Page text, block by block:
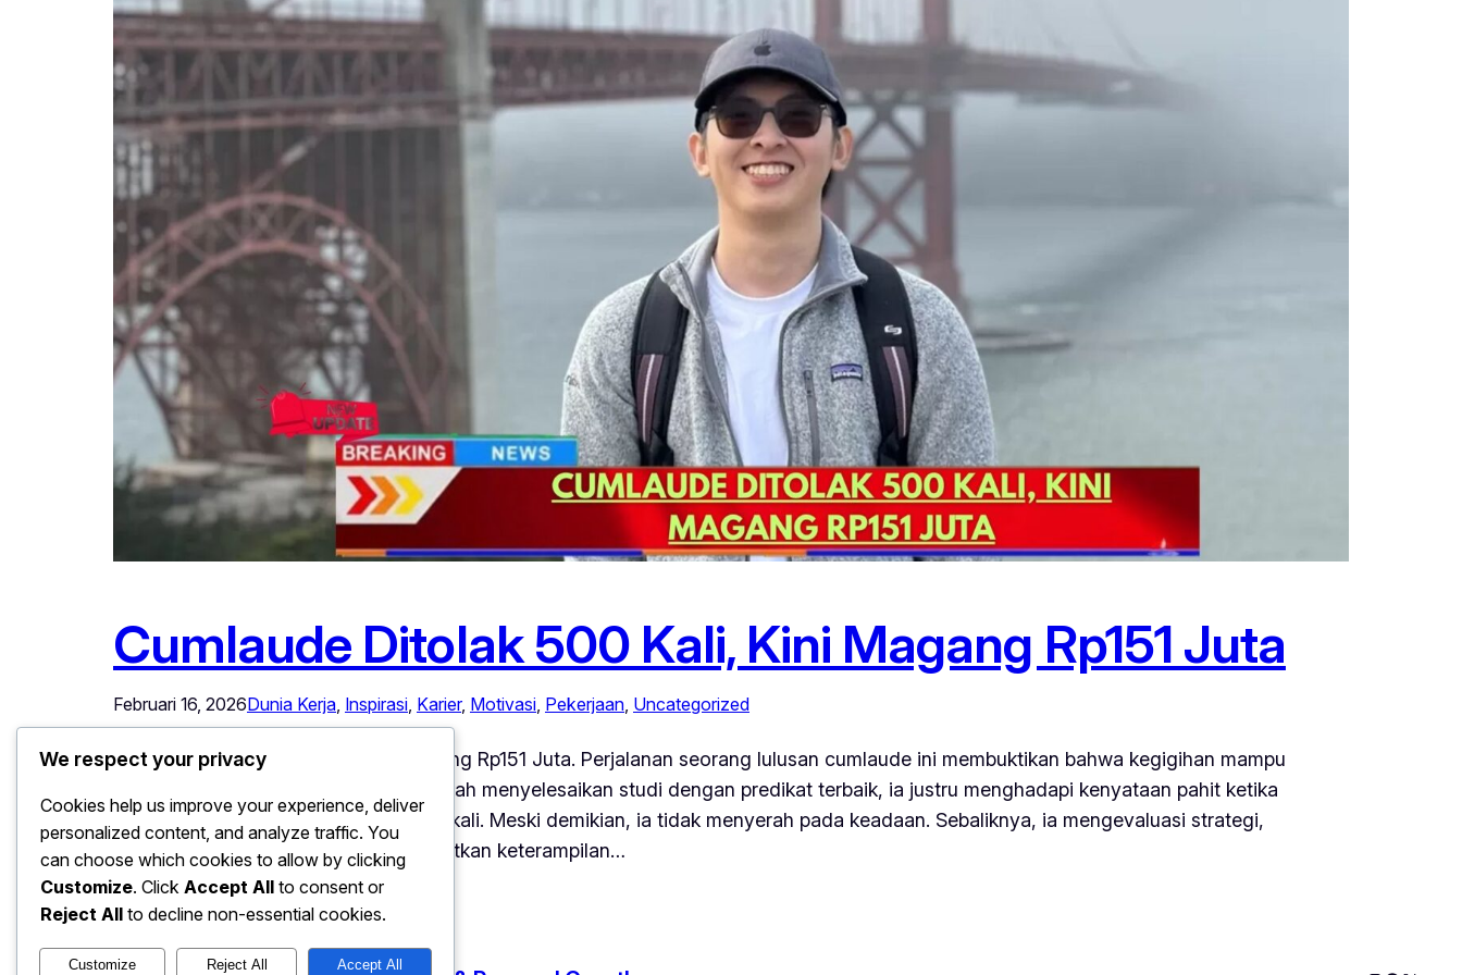
Cumlaude Ditolak 500 Kali, Kini Magang Rp151 Juta
Februari 16, 2026Dunia Kerja, Inspirasi, Karier, Motivasi, Pekerjaan, Uncategorized
Cumlaude Ditolak 500 Kali, Kini Magang Rp151 Juta. Perjalanan seorang lulusan cumlaude ini membuktikan bahwa kegigihan mampu
mengalahkan ratusan penolakan. Setelah menyelesaikan studi dengan predikat terbaik, ia justru menghadapi kenyataan pahit ketika
lamaran kerjanya di tolak hingga 500 kali. Meski demikian, ia tidak menyerah pada keadaan. Sebaliknya, ia mengevaluasi strategi,
memperbaiki portofolio, dan meningkatkan keterampilan…
We respect your privacy
Cookies help us improve your experience, deliver
personalized content, and analyze traffic. You
can choose which cookies to allow by clicking
Customize. Click Accept All to consent or
Reject All to decline non-essential cookies.
Customize Reject All Accept All